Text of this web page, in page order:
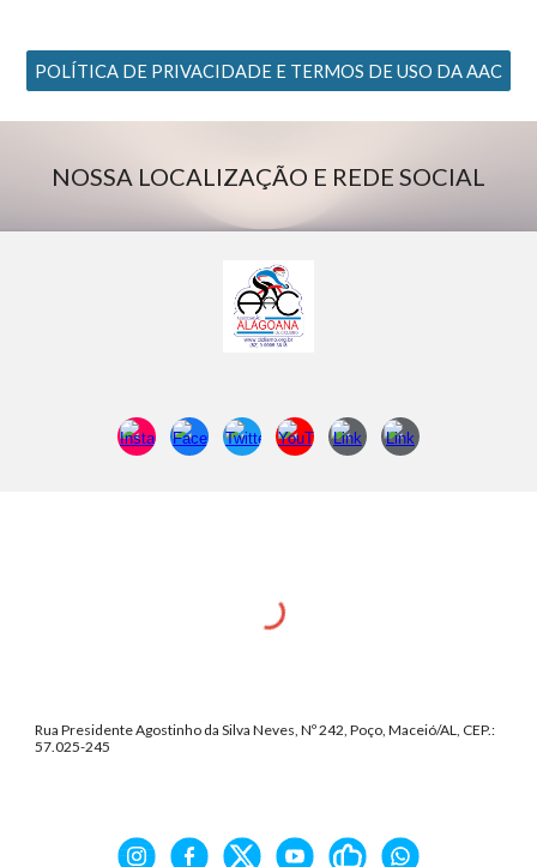
POLÍTICA DE PRIVACIDADE E TERMOS DE USO DA AAC
NOSSA LOCALIZAÇÃO E REDE SOCIAL
Rua Presidente Agostinho da Silva Neves, Nº 242, Poço, Maceió/AL, CEP.:
57.025-245